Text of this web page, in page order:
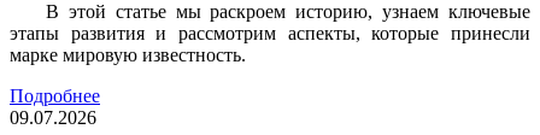
В этой статье мы раскроем историю, узнаем ключевые
этапы развития и рассмотрим аспекты, которые принесли
марке мировую известность.
Подробнее
09.07.2026